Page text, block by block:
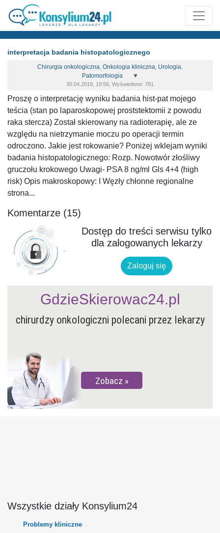
interpretacja badania histopatologicznego
Chirurgia onkologiczna, Onkologia kliniczna, Urologia,
Patomorfologia
▼
30.04.2018, 19:56, Wyświetlono: 781
Proszę o interpretację wyniku badania hist-pat mojego
teścia (stan po laparoskopowej proststektomii z powodu
raka stercza) Został skierowany na radioterapię, ale ze
względu na nietrzymanie moczu po operacji termin
odroczono. Jakie jest rokowanie? Poniżej wklejam wyniki
badania histopatologicznego: Rozp. Nowotwór złośliwy
gruczołu krokowego Uwagi- PSA 8 ng/ml Gls 4+4 (high
risk) Opis makroskopowy: I Węzły chłonne regionalne
strona...
Komentarze (15)
Dostęp do treści serwisu tylko
dla zalogowanych lekarzy
Zaloguj się
chirurdzy onkologiczni polecani przez lekarzy
Zobacz
GdzieSkierowac24.pl
Wszystkie działy Konsylium24
Problemy kliniczne